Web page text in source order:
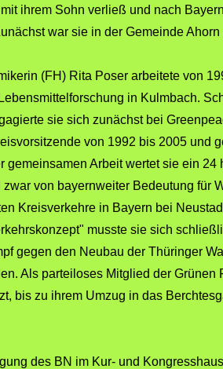
ihrem Sohn verließ und nach
war sie in der Gemeinde
(FH) Rita Poser arbeitete von
in Kulmbach.
sie sich zunächst bei
von 1992 bis 2005 und
gemeinsamen Arbeit wertet sie ein
von bayernweiter Bedeutung für
Kreisverkehre in Bayern bei
musste sie sich
gegen den Neubau der Thüringer
Als parteiloses Mitglied der
bis zu ihrem Umzug in das
des BN im Kur- und Kongresshaus